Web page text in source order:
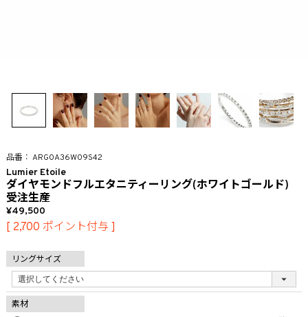
ARG0A36W09S42
Lumier Etoile
ダイヤモンドフルエタニティーリング(ホワイトゴールド)
受注生産
49,500
[ 2,700 ポイント付与 ]
リングサイズ
素材